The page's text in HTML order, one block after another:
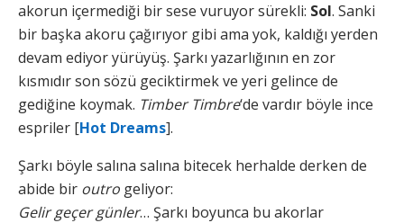
akorun içermediği bir sese vuruyor sürekli: Sol. Sanki
bir başka akoru çağırıyor gibi ama yok, kaldığı yerden
devam ediyor yürüyüş. Şarkı yazarlığının en zor
kısmıdır son sözü geciktirmek ve yeri gelince de
gediğine koymak. Timber Timbre‘de vardır böyle ince
espriler [Hot Dreams].
Şarkı böyle salına salına bitecek herhalde derken de
abide bir outro geliyor:
Gelir geçer günler… Şarkı boyunca bu akorlar